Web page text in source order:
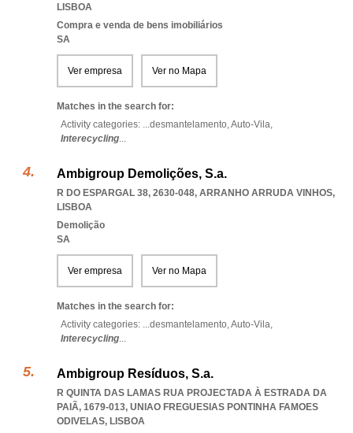
LISBOA
Compra e venda de bens imobiliários
SA
Ver empresa Ver no Mapa
Matches in the search for:
Activity categories: ...desmantelamento,Auto-Vila,
Interecycling...
Ambigroup Demolições, S.a.
R DO ESPARGAL 38, 2630-048, ARRANHO ARRUDA VINHOS,
LISBOA
Demolição
SA
Ver empresa Ver no Mapa
Matches in the search for:
Activity categories: ...desmantelamento,Auto-Vila,
Interecycling...
Ambigroup Resíduos, S.a.
R QUINTA DAS LAMAS RUA PROJECTADA À ESTRADA DA
PAIÃ, 1679-013, UNIAO FREGUESIAS PONTINHA FAMOES
ODIVELAS, LISBOA